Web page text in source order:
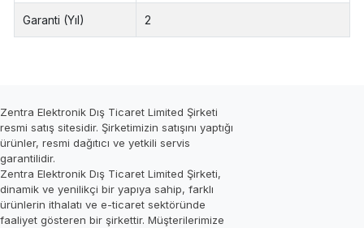
Garanti (Yıl) 2
Zentra Elektronik Dış Ticaret Limited Şirketi
resmi satış sitesidir. Şirketimizin satışını yaptığı
ürünler, resmi dağıtıcı ve yetkili servis
garantilidir.
Zentra Elektronik Dış Ticaret Limited Şirketi,
dinamik ve yenilikçi bir yapıya sahip, farklı
ürünlerin ithalatı ve e-ticaret sektöründe
faaliyet gösteren bir şirkettir. Müşterilerimize